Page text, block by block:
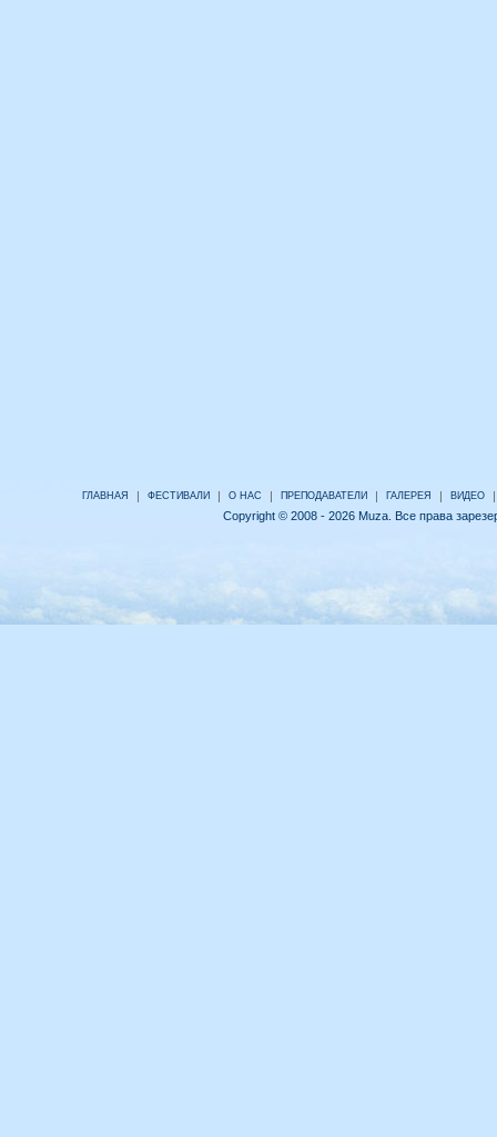
ГЛАВНАЯ | ФЕСТИВАЛИ | О НАС | ПРЕПОДАВАТЕЛИ | ГАЛЕРЕЯ | ВИДЕО
|
Copyright © 2008 - 2026 Muza. Все права